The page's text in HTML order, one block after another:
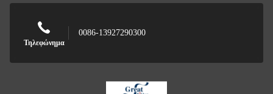
Τηλεφώνημα
0086-13927290300